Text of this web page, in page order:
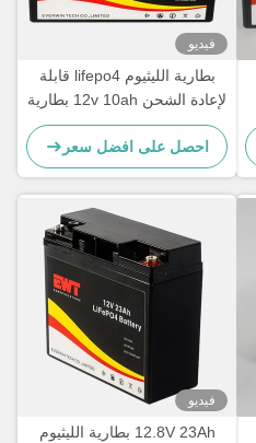
فيديو
بطارية الليثيوم lifepo4 قابلة
لإعادة الشحن 12v 10ah بطارية
الليثيوم الحديدي الفوسفاتية
للبيكسل الكهربائي
احصل على افضل سعر
فيديو
12.8V 23Ah بطارية الليثيوم